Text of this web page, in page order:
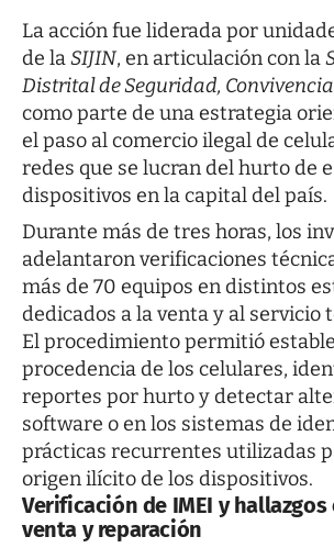
La acción fue liderada por
de laSIJIN, en articulación con la
Distrital de Seguridad,
como parte de una estrategia
el paso al comercio ilegal de
redes que se lucran del hurto de
dispositivos en la capital del país.
Durante más de tres horas, los
adelantaron verificaciones
más de 70 equipos en distintos
dedicados a la venta y al servicio
El procedimiento permitió
procedencia de los celulares,
reportes por hurto y detectar
software o en los sistemas de
prácticas recurrentes utilizadas
origen ilícito de los dispositivos.
Verificación de IMEI y
venta y reparación